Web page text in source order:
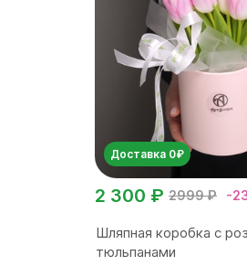
Доставка 0₽
2999 ₽ -
2 300 ₽
Шляпная коробка с
тюльпанами